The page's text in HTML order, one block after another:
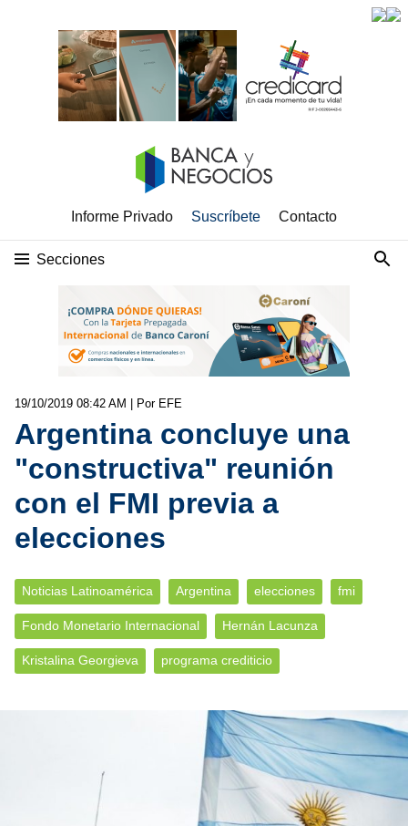
Informe Privado Suscríbete Contacto
Secciones
19/10/2019 08:42 AM | Por EFE
Argentina concluye una
"constructiva" reunión
con el FMI previa a
elecciones
Noticias Latinoamérica Argentina elecciones fmi
Fondo Monetario Internacional Hernán Lacunza
Kristalina Georgieva programa crediticio